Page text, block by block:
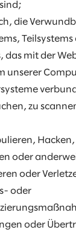
die
Teilsystems
das mit der
unserer
zu
Hacken,
oder
oder
oder
oder